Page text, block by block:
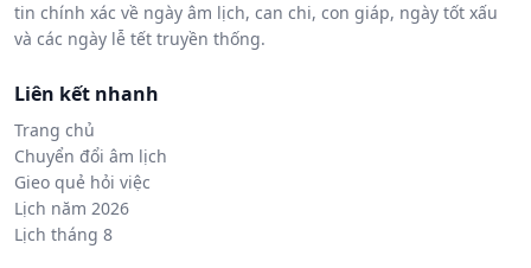
tin chính xác về ngày âm lịch, can chi, con giáp, ngày tốt xấu
và các ngày lễ tết truyền thống.
Liên kết nhanh
Trang chủ
Chuyển đổi âm lịch
Gieo quẻ hỏi việc
Lịch năm 2026
Lịch tháng 8